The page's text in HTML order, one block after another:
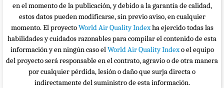
en el momento de la publicación, y debido a la garantía de calidad,
estos datos pueden modificarse, sin previo aviso, en cualquier
momento. El proyectoWorld Air Quality Indexha ejercido todas las
habilidades y cuidados razonables para compilar el contenido de esta
información y en ningún caso elWorld Air Quality Indexo el equipo
del proyecto será responsable en el contrato, agravio o de otra manera
por cualquier pérdida, lesión o daño que surja directa o
indirectamente del suministro de esta información.